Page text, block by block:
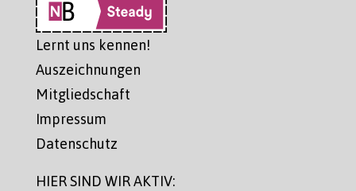
Lernt uns kennen!
Auszeichnungen
Mitgliedschaft
Impressum
Datenschutz
HIER SIND WIR AKTIV: